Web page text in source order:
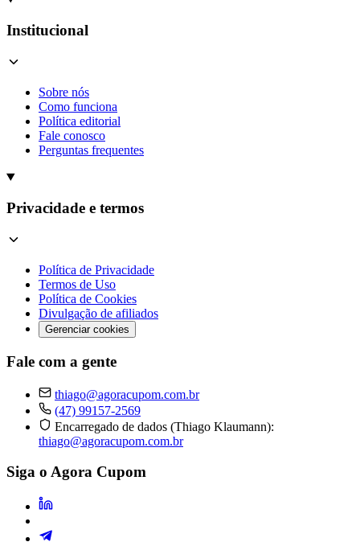
Institucional
Sobre nós
Como funciona
Política editorial
Fale conosco
Perguntas frequentes
Privacidade e termos
Política de Privacidade
Termos de Uso
Política de Cookies
Divulgação de afiliados
Gerenciar cookies
Fale com a gente
thiago@agoracupom.com.br
(47) 99157-2569
Encarregado de dados (Thiago Klaumann):
thiago@agoracupom.com.br
Siga o Agora Cupom